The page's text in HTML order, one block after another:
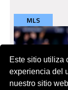
Este sitio utiliza
experiencia del
nuestro sitio
MLS